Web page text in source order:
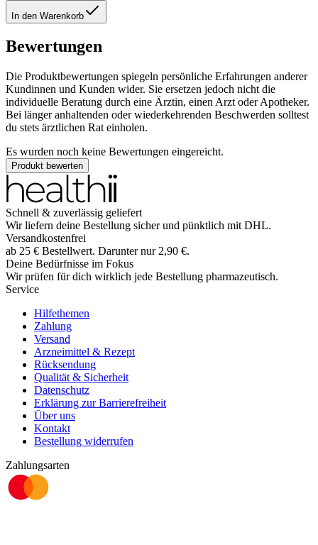
In den Warenkorb
Bewertungen
Die Produktbewertungen spiegeln persönliche Erfahrungen anderer
Kundinnen und Kunden wider. Sie ersetzen jedoch nicht die
individuelle Beratung durch eine Ärztin, einen Arzt oder Apotheker.
Bei länger anhaltenden oder wiederkehrenden Beschwerden solltest
du stets ärztlichen Rat einholen.
Es wurden noch keine Bewertungen eingereicht.
Produkt bewerten
Schnell & zuverlässig geliefert
Wir liefern deine Bestellung sicher und pünktlich mit DHL.
Versandkostenfrei
ab 25 € Bestellwert. Darunter nur 2,90 €.
Deine Bedürfnisse im Fokus
Wir prüfen für dich wirklich jede Bestellung pharmazeutisch.
Service
Hilfethemen
Zahlung
Versand
Arzneimittel & Rezept
Rücksendung
Qualität & Sicherheit
Datenschutz
Erklärung zur Barrierefreiheit
Über uns
Kontakt
Bestellung widerrufen
Zahlungsarten